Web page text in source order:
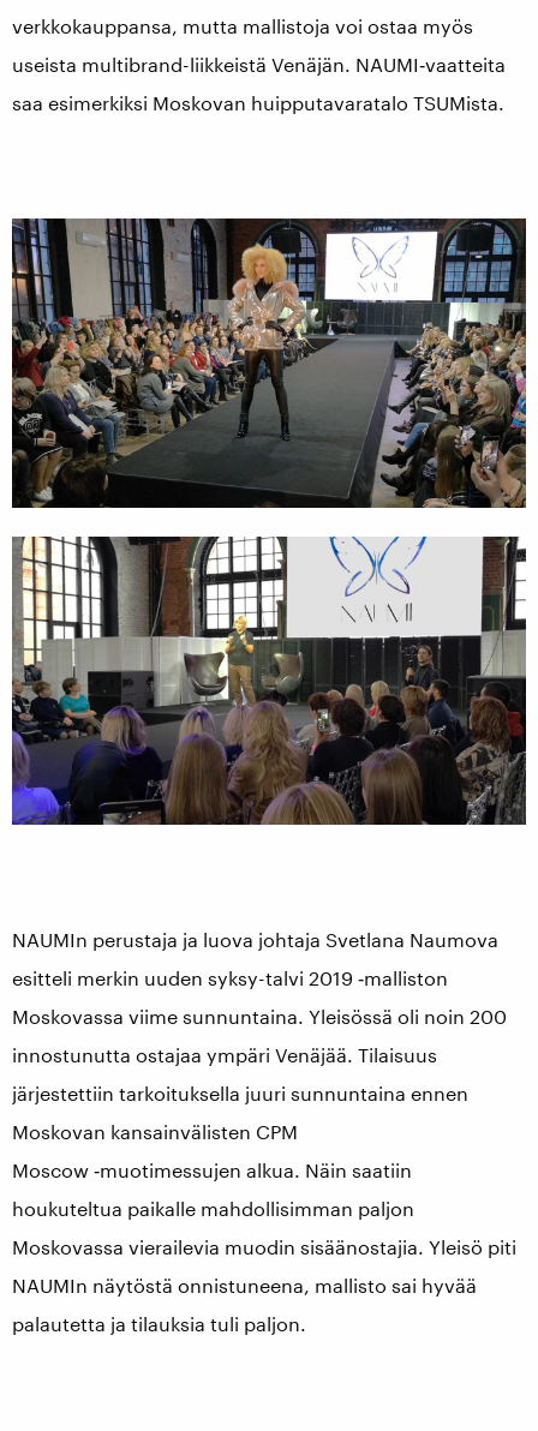
verkkokauppansa, mutta mallistoja voi ostaa myös
useista multibrand-liikkeistä Venäjän. NAUMI‑vaatteita
saa esimerkiksi Moskovan huipputavaratalo TSUMista.
NAUMIn perustaja ja luova johtaja Svetlana Naumova
esitteli merkin uuden syksy-talvi 2019 ‑malliston
Moskovassa viime sunnuntaina. Yleisössä oli noin 200
innostunutta ostajaa ympäri Venäjää. Tilaisuus
järjestettiin tarkoituksella juuri sunnuntaina ennen
Moskovan kansainvälisten CPM
Moscow ‑muotimessujen alkua. Näin saatiin
houkuteltua paikalle mahdollisimman paljon
Moskovassa vierailevia muodin sisäänostajia. Yleisö piti
NAUMIn näytöstä onnistuneena, mallisto sai hyvää
palautetta ja tilauksia tuli paljon.